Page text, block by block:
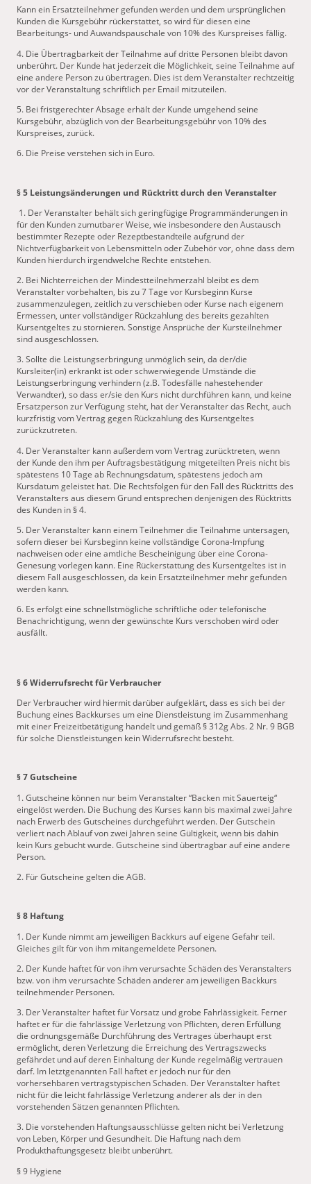
Kann ein Ersatzteilnehmer gefunden werden und dem ursprünglichen
Kunden die Kursgebühr rückerstattet, so wird für diesen eine
Bearbeitungs- und Auwandspauschale von 10% des Kurspreises fällig.
4. Die Übertragbarkeit der Teilnahme auf dritte Personen bleibt davon
unberührt. Der Kunde hat jederzeit die Möglichkeit, seine Teilnahme auf
eine andere Person zu übertragen. Dies ist dem Veranstalter rechtzeitig
vor der Veranstaltung schriftlich per Email mitzuteilen.
5. Bei fristgerechter Absage erhält der Kunde umgehend seine
Kursgebühr, abzüglich von der Bearbeitungsgebühr von 10% des
Kurspreises, zurück.
6. Die Preise verstehen sich in Euro.
§ 5 Leistungsänderungen und Rücktritt durch den Veranstalter
1. Der Veranstalter behält sich geringfügige Programmänderungen in
für den Kunden zumutbarer Weise, wie insbesondere den Austausch
bestimmter Rezepte oder Rezeptbestandteile aufgrund der
Nichtverfügbarkeit von Lebensmitteln oder Zubehör vor, ohne dass dem
Kunden hierdurch irgendwelche Rechte entstehen.
2. Bei Nichterreichen der Mindestteilnehmerzahl bleibt es dem
Veranstalter vorbehalten, bis zu 7 Tage vor Kursbeginn Kurse
zusammenzulegen, zeitlich zu verschieben oder Kurse nach eigenem
Ermessen, unter vollständiger Rückzahlung des bereits gezahlten
Kursentgeltes zu stornieren. Sonstige Ansprüche der Kursteilnehmer
sind ausgeschlossen.
3. Sollte die Leistungserbringung unmöglich sein, da der/die
Kursleiter(in) erkrankt ist oder schwerwiegende Umstände die
Leistungserbringung verhindern (z.B. Todesfälle nahestehender
Verwandter), so dass er/sie den Kurs nicht durchführen kann, und keine
Ersatzperson zur Verfügung steht, hat der Veranstalter das Recht, auch
kurzfristig vom Vertrag gegen Rückzahlung des Kursentgeltes
zurückzutreten.
4. Der Veranstalter kann außerdem vom Vertrag zurücktreten, wenn
der Kunde den ihm per Auftragsbestätigung mitgeteilten Preis nicht bis
spätestens 10 Tage ab Rechnungsdatum, spätestens jedoch am
Kursdatum geleistet hat. Die Rechtsfolgen für den Fall des Rücktritts des
Veranstalters aus diesem Grund entsprechen denjenigen des Rücktritts
des Kunden in § 4.
5. Der Veranstalter kann einem Teilnehmer die Teilnahme untersagen,
sofern dieser bei Kursbeginn keine vollständige Corona-Impfung
nachweisen oder eine amtliche Bescheinigung über eine Corona-
Genesung vorlegen kann. Eine Rückerstattung des Kursentgeltes ist in
diesem Fall ausgeschlossen, da kein Ersatzteilnehmer mehr gefunden
werden kann.
6. Es erfolgt eine schnellstmögliche schriftliche oder telefonische
Benachrichtigung, wenn der gewünschte Kurs verschoben wird oder
ausfällt.
§ 6 Widerrufsrecht für Verbraucher
Der Verbraucher wird hiermit darüber aufgeklärt, dass es sich bei der
Buchung eines Backkurses um eine Dienstleistung im Zusammenhang
mit einer Freizeitbetätigung handelt und gemäß § 312g Abs. 2 Nr. 9 BGB
für solche Dienstleistungen kein Widerrufsrecht besteht.
§ 7 Gutscheine
1. Gutscheine können nur beim Veranstalter “Backen mit Sauerteig“
eingelöst werden. Die Buchung des Kurses kann bis maximal zwei Jahre
nach Erwerb des Gutscheines durchgeführt werden. Der Gutschein
verliert nach Ablauf von zwei Jahren seine Gültigkeit, wenn bis dahin
kein Kurs gebucht wurde. Gutscheine sind übertragbar auf eine andere
Person.
2. Für Gutscheine gelten die AGB.
§ 8 Haftung
1. Der Kunde nimmt am jeweiligen Backkurs auf eigene Gefahr teil.
Gleiches gilt für von ihm mitangemeldete Personen.
2. Der Kunde haftet für von ihm verursachte Schäden des Veranstalters
bzw. von ihm verursachte Schäden anderer am jeweiligen Backkurs
teilnehmender Personen.
3. Der Veranstalter haftet für Vorsatz und grobe Fahrlässigkeit. Ferner
haftet er für die fahrlässige Verletzung von Pflichten, deren Erfüllung
die ordnungsgemäße Durchführung des Vertrages überhaupt erst
ermöglicht, deren Verletzung die Erreichung des Vertragszwecks
gefährdet und auf deren Einhaltung der Kunde regelmäßig vertrauen
darf. Im letztgenannten Fall haftet er jedoch nur für den
vorhersehbaren vertragstypischen Schaden. Der Veranstalter haftet
nicht für die leicht fahrlässige Verletzung anderer als der in den
vorstehenden Sätzen genannten Pflichten.
3. Die vorstehenden Haftungsausschlüsse gelten nicht bei Verletzung
von Leben, Körper und Gesundheit. Die Haftung nach dem
Produkthaftungsgesetz bleibt unberührt.
§ 9 Hygiene